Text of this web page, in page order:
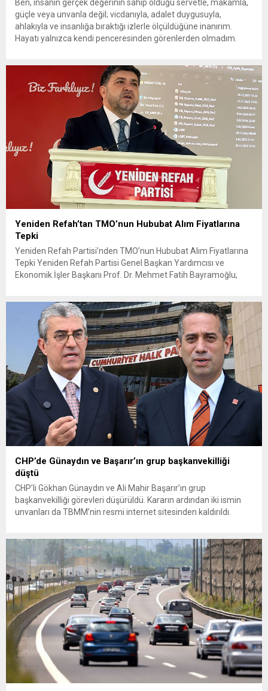
Ben, insanın gerçek değerinin sahip olduğu servetle, makamla,
güçle veya unvanla değil; vicdanıyla, adalet duygusuyla,
ahlakıyla ve insanlığa bıraktığı izlerle ölçüldüğüne inanırım.
Hayatı yalnızca kendi penceresinden görenlerden olmadım.
gözyaşı da, bir annenin umudu...
Yeniden Refah’tan TMO’nun Hububat Alım Fiyatlarına
Tepki
Yeniden Refah Partisi’nden TMO’nun Hububat Alım Fiyatlarına
Tepki Yeniden Refah Partisi Genel Başkan Yardımcısı ve
Ekonomik İşler Başkanı Prof. Dr. Mehmet Fatih Bayramoğlu,
fiyatların çiftçinin artan maliyetlerini karşılamaktan uzak
olduğunu savunarak fiyatların yeniden değerlendirilmesi
çağrısında...
CHP’de Günaydın ve Başarır’ın grup başkanvekilliği
düştü
CHP’li Gökhan Günaydın ve Ali Mahir Başarır’ın grup
başkanvekilliği görevleri düşürüldü. Kararın ardından iki ismin
unvanları da TBMM’nin resmi internet sitesinden kaldırıldı.
çıkarma cezası uygulanmak üzere Yüksek Disiplin Kurulu’na
(YDK) sevk edilen ve partideki tüm görevlerinden...